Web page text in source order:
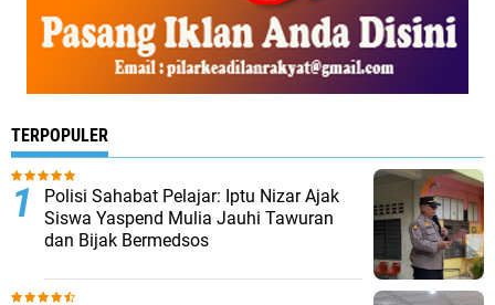
TERPOPULER
Polisi Sahabat Pelajar: Iptu Nizar Ajak
Siswa Yaspend Mulia Jauhi Tawuran
dan Bijak Bermedsos